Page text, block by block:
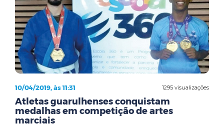
1295 visualizações
10/04/2019, às 11:31
Atletas guarulhenses conquistam
medalhas em competição de artes
marciais